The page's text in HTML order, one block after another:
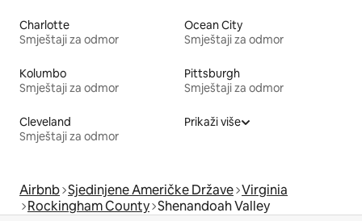
Charlotte
Smještaji za odmor
Ocean City
Smještaji za odmor
Kolumbo
Smještaji za odmor
Pittsburgh
Smještaji za odmor
Cleveland
Smještaji za odmor
Prikaži više
Airbnb Sjedinjene Američke Države Virginia
Rockingham County Shenandoah Valley